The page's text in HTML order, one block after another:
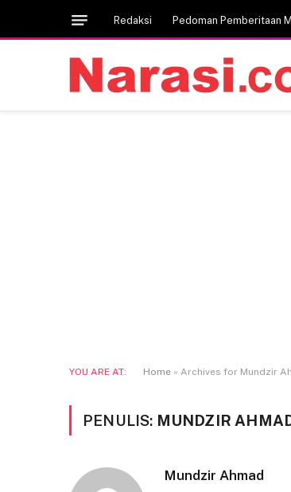
Redaksi Pedoman Pemberitaan
YOU ARE AT: Home » Archives for Mundzir
PENULIS: MUNDZIR
Mundzir Ahmad